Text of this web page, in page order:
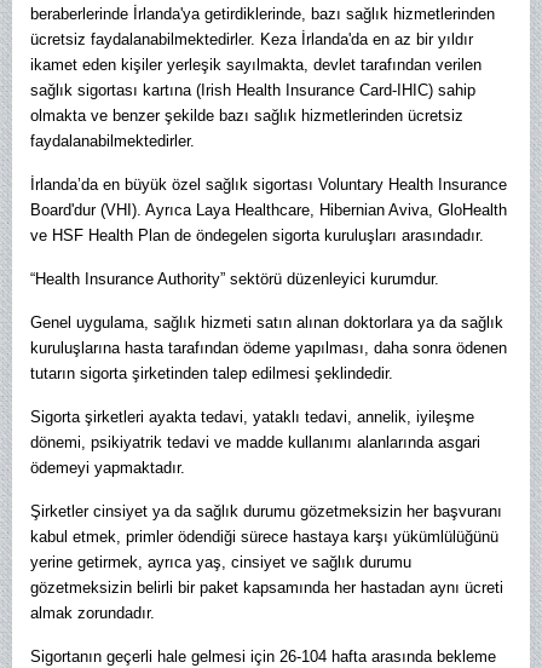
beraberlerinde İrlanda'ya getirdiklerinde, bazı sağlık hizmetlerinden
ücretsiz faydalanabilmektedirler. Keza İrlanda'da en az bir yıldır
ikamet eden kişiler yerleşik sayılmakta, devlet tarafından verilen
sağlık sigortası kartına (Irish Health Insurance Card-IHIC) sahip
olmakta ve benzer şekilde bazı sağlık hizmetlerinden ücretsiz
faydalanabilmektedirler.
İrlanda’da en büyük özel sağlık sigortası Voluntary Health Insurance
Board'dur (VHI). Ayrıca Laya Healthcare, Hibernian Aviva, GloHealth
ve HSF Health Plan de öndegelen sigorta kuruluşları arasındadır.
“Health Insurance Authority” sektörü düzenleyici kurumdur.
Genel uygulama, sağlık hizmeti satın alınan doktorlara ya da sağlık
kuruluşlarına hasta tarafından ödeme yapılması, daha sonra ödenen
tutarın sigorta şirketinden talep edilmesi şeklindedir.
Sigorta şirketleri ayakta tedavi, yataklı tedavi, annelik, iyileşme
dönemi, psikiyatrik tedavi ve madde kullanımı alanlarında asgari
ödemeyi yapmaktadır.
Şirketler cinsiyet ya da sağlık durumu gözetmeksizin her başvuranı
kabul etmek, primler ödendiği sürece hastaya karşı yükümlülüğünü
yerine getirmek, ayrıca yaş, cinsiyet ve sağlık durumu
gözetmeksizin belirli bir paket kapsamında her hastadan aynı ücreti
almak zorundadır.
Sigortanın geçerli hale gelmesi için 26-104 hafta arasında bekleme